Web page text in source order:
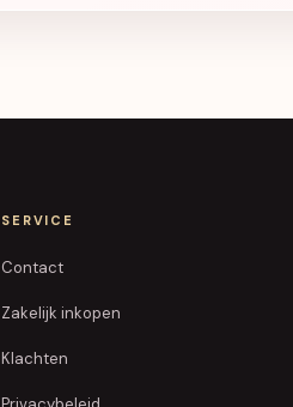
SERVICE
Contact
Zakelijk inkopen
Klachten